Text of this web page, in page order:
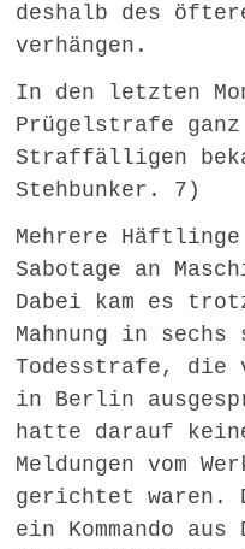
deshalb des
verhängen.
In den letzten
Prügelstrafe
Straffälligen
Stehbunker. 7)
Mehrere Häftlinge
Sabotage an
Dabei kam es
Mahnung in
Todesstrafe, die
in Berlin
hatte darauf
Meldungen vom
gerichtet waren.
ein Kommando